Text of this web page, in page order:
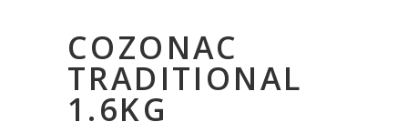
COZONAC
TRADITIONAL
1.6KG